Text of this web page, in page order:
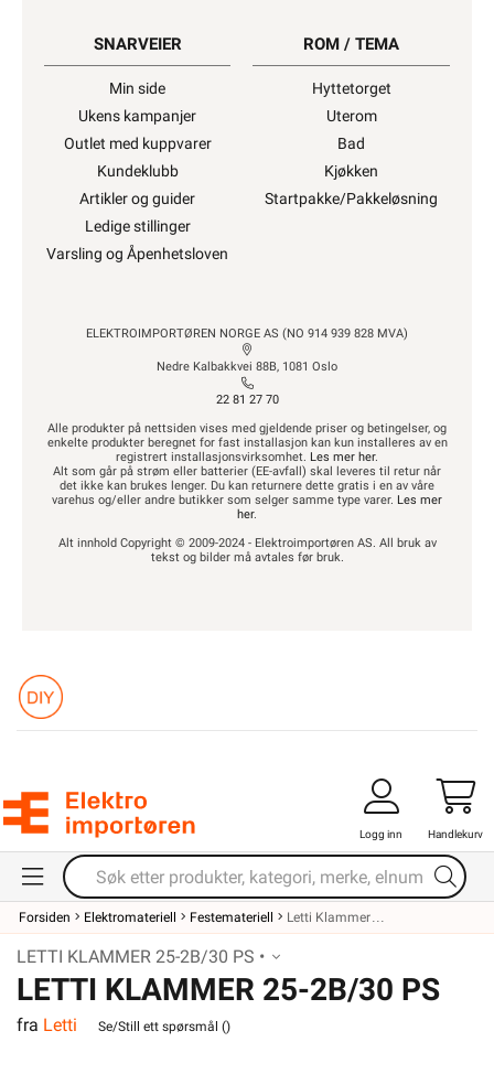
SNARVEIER
Min side
Ukens kampanjer
Outlet med kuppvarer
Kundeklubb
Artikler og guider
Ledige stillinger
Varsling og Åpenhetsloven
ROM / TEMA
Hyttetorget
Uterom
Bad
Kjøkken
Startpakke/Pakkeløsning
ELEKTROIMPORTØREN NORGE AS (NO 914 939 828 MVA)
Nedre Kalbakkvei 88B, 1081 Oslo
22 81 27 70
Alle produkter på nettsiden vises med gjeldende priser og betingelser, og
enkelte produkter beregnet for fast installasjon kan kun installeres av en
registrert installasjonsvirksomhet. Les mer her.
Alt som går på strøm eller batterier (EE-avfall) skal leveres til retur når
det ikke kan brukes lenger. Du kan returnere dette gratis i en av våre
varehus og/eller andre butikker som selger samme type varer. Les mer
her.
Alt innhold Copyright © 2009-2024 - Elektroimportøren AS. All bruk av
tekst og bilder må avtales før bruk.
Logg inn Handlekurv
Forsiden Elektromateriell Festemateriell Letti Klammer
LETTI KLAMMER 25-2B/30 PS •
LETTI KLAMMER 25-2B/30 PS
fra Letti Se/Still ett spørsmål ()